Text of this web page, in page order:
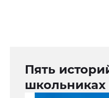
Пять
школьниках